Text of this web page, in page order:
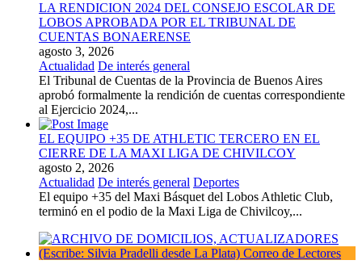
LA RENDICION 2024 DEL CONSEJO ESCOLAR DE
LOBOS APROBADA POR EL TRIBUNAL DE
CUENTAS BONAERENSE
agosto 3, 2026
Actualidad De interés general
El Tribunal de Cuentas de la Provincia de Buenos Aires
aprobó formalmente la rendición de cuentas correspondiente
al Ejercicio 2024,...
EL EQUIPO +35 DE ATHLETIC TERCERO EN EL
CIERRE DE LA MAXI LIGA DE CHIVILCOY
agosto 2, 2026
Actualidad De interés general Deportes
El equipo +35 del Maxi Básquet del Lobos Athletic Club,
terminó en el podio de la Maxi Liga de Chivilcoy,...